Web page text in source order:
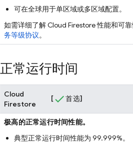
可在全球用于单区域或多区域配置。
如需详细了解Cloud Firestore性能和可
务等级协议。
正常运行时间
Cloud
Firestore
[ 首选]
极高的正常运行时间性能。
典型正常运行时间性能为 99.999%。